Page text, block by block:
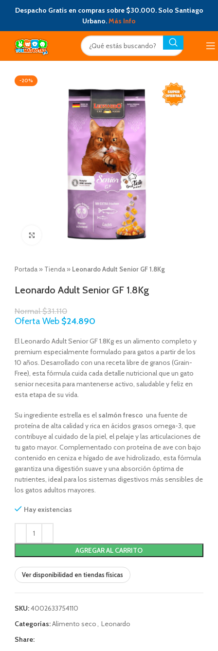
Despacho Gratis en compras sobre $30.000. Solo Santiago
Urbano.Más Info
-20%
Click to enlarge
Portada » Tienda » Leonardo Adult Senior GF 1.8Kg
Leonardo Adult Senior GF 1.8Kg
Normal$31.110
Oferta Web $24.890
El Leonardo Adult Senior GF 1.8Kg es un alimento completo y
premium especialmente formulado para gatos a partir de los
10 años. Desarrollado con una receta libre de granos (Grain-
Free), esta fórmula cuida cada detalle nutricional que un gato
senior necesita para mantenerse activo, saludable y feliz en
esta etapa de su vida.
Su ingrediente estrella es el salmón fresco una fuente de
proteína de alta calidad y rica en ácidos grasos omega-3, que
contribuye al cuidado de la piel, el pelaje y las articulaciones de
tu gato mayor. Complementado con proteína de ave con bajo
contenido en ceniza e hígado de ave hidrolizado, esta fórmula
garantiza una digestión suave y una absorción óptima de
nutrientes, ideal para los sistemas digestivos más sensibles de
los gatos adultos mayores.
Hay existencias
AGREGAR AL CARRITO
Ver disponibilidad en tiendas físicas
SKU:4002633754110
Categorías:Alimento seco, Leonardo
Share: